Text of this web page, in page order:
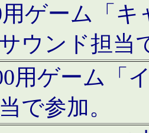
用ゲーム「
ウンド担当
用ゲーム「
で参加。